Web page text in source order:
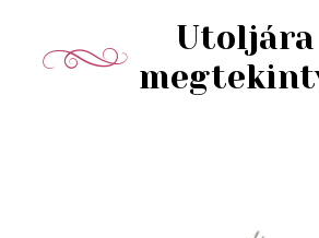
Utoljára